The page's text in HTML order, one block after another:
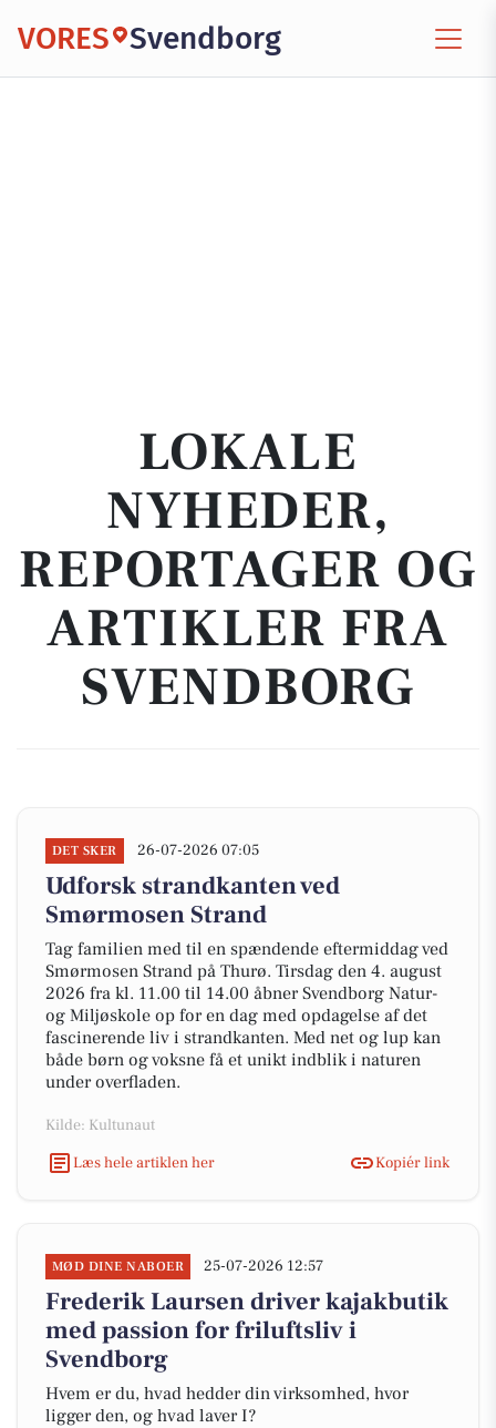
VORES Svendborg
LOKALE
NYHEDER,
REPORTAGER OG
ARTIKLER FRA
SVENDBORG
DET SKER 26-07-2026 07:05
Udforsk strandkanten ved
Smørmosen Strand
Tag familien med til en spændende eftermiddag ved
Smørmosen Strand på Thurø. Tirsdag den 4. august
2026 fra kl. 11.00 til 14.00 åbner Svendborg Natur-
og Miljøskole op for en dag med opdagelse af det
fascinerende liv i strandkanten. Med net og lup kan
både børn og voksne få et unikt indblik i naturen
under overfladen.
Kilde: Kultunaut
Læs hele artiklen her
Kopiér link
MØD DINE NABOER 25-07-2026 12:57
Frederik Laursen driver kajakbutik
med passion for friluftsliv i
Svendborg
Hvem er du, hvad hedder din virksomhed, hvor
ligger den, og hvad laver I?